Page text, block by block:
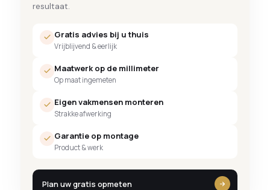
resultaat.
Gratis advies bij u thuis
Vrijblijvend & eerlijk
Maatwerk op de millimeter
Op maat ingemeten
Eigen vakmensen monteren
Strakke afwerking
Garantie op montage
Product & werk
Plan uw gratis opmeten